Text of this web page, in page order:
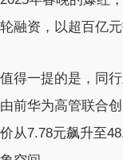
轮融资，以超百亿
值得一提的是，同
由前华为高管联合
价从7.78元飙升至